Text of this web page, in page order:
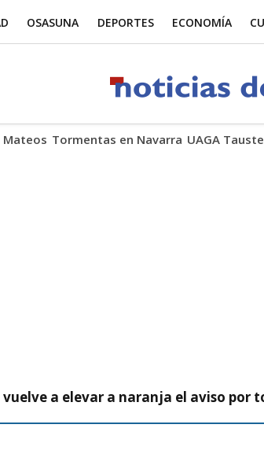
Mateos Tormentas en Navarra UAGA Tauste
OSASUNA DEPORTES ECONOMÍA
vuelve a elevar a naranja el aviso